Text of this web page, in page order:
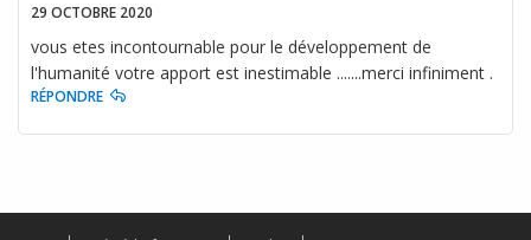
29 OCTOBRE 2020
vous etes incontournable pour le développement de
l'humanité votre apport est inestimable .......merci infiniment .
RÉPONDRE